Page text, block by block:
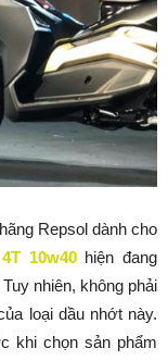
Repsol dành cho
10w40hiện đang
nhiên, không phải
loại dầu nhớt này.
khi chọn sản phẩm